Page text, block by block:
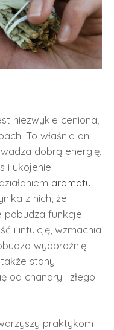
niezwykle ceniona,
To właśnie on
dobrą energię,
i ukojenie.
aromatu
z nich, że
pobudza funkcje
i intuicję, wzmacnia
wyobraźnię.
stany
od chandry i złego
praktykom